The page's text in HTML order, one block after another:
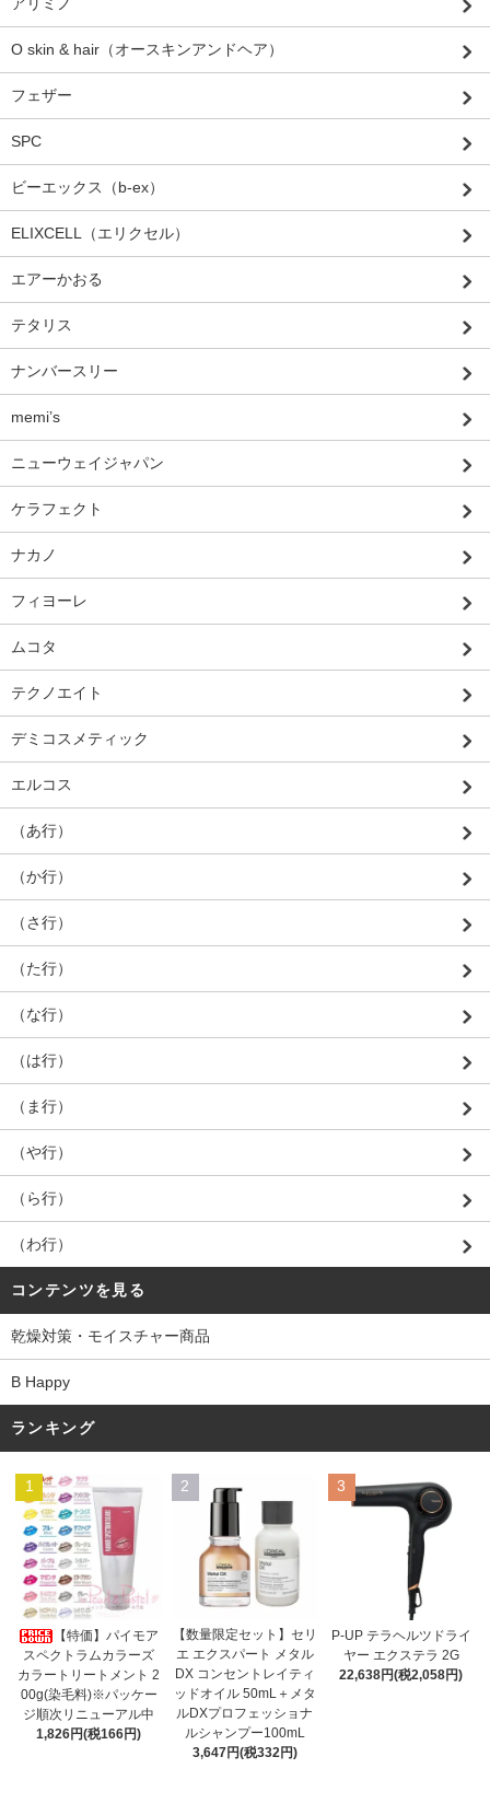
O skin & hair（オースキンアンドヘア）
フェザー
SPC
ビーエックス（b-ex）
ELIXCELL（エリクセル）
エアーかおる
テタリス
ナンバースリー
memi’s
ニューウェイジャパン
ケラフェクト
ナカノ
フィヨーレ
ムコタ
テクノエイト
デミコスメティック
エルコス
（あ行）
（か行）
（さ行）
（た行）
（な行）
（は行）
（ま行）
（や行）
（ら行）
（わ行）
コンテンツを見る
乾燥対策・モイスチャー商品
B Happy
ランキング
1
【特価】パイモア
スペクトラムカラーズ
カラートリートメント 2
00g(染毛料)※パッケー
ジ順次リニューアル中
1,826円(税166円)
2
【数量限定セット】セリ
エ エクスパート メタル
DX コンセントレイティ
ッドオイル 50mL＋メタ
ルDXプロフェッショナ
ルシャンプー100mL
3,647円(税332円)
3
P-UP テラヘルツドライ
ヤー エクステラ 2G
22,638円(税2,058円)